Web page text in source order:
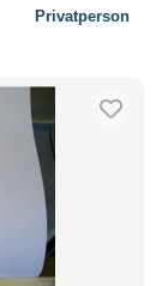
Privatperson